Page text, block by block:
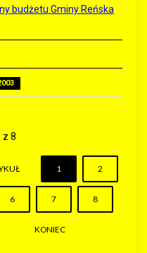
budżetu Gminy Reńska
z 8
1 2
6 7 8
KONIEC